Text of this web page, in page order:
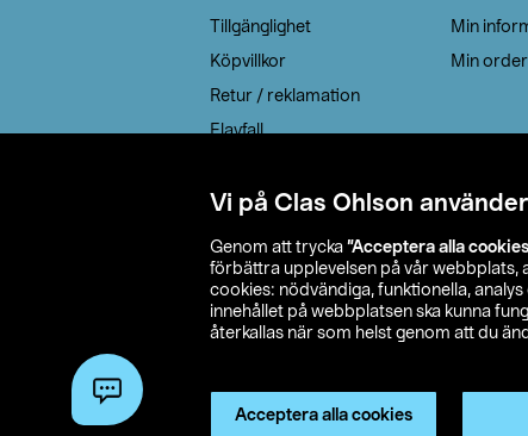
Vi på Clas Ohlson
Genom att trycka ”Acceptera alla
förbättra upplevelsen på vår webbplats,
cookies: nödvändiga, funktionella,
innehållet på webbplatsen ska kunna
återkallas när som helst genom att du
Acceptera alla cookies
Tillgänglighet
Köpvillkor
Retur / reklamation
Elavfall
Leveransalternativ
Min
Min